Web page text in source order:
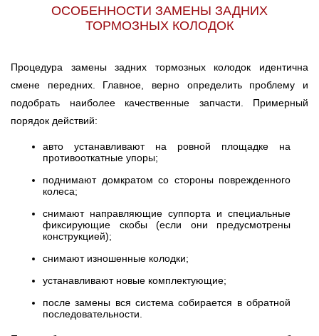
ОСОБЕННОСТИ ЗАМЕНЫ ЗАДНИХ
ТОРМОЗНЫХ КОЛОДОК
Процедура замены задних тормозных колодок идентична
смене передних. Главное, верно определить проблему и
подобрать наиболее качественные запчасти. Примерный
порядок действий:
авто устанавливают на ровной площадке на
противооткатные упоры;
поднимают домкратом со стороны поврежденного
колеса;
снимают направляющие суппорта и специальные
фиксирующие скобы (если они предусмотрены
конструкцией);
снимают изношенные колодки;
устанавливают новые комплектующие;
после замены вся система собирается в обратной
последовательности.